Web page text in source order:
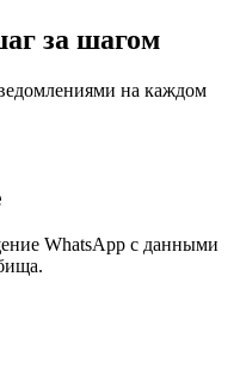
за шагом
на каждом
WhatsApp с данными